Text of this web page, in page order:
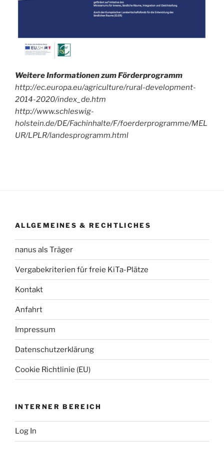
Weitere Informationen zum Förderprogramm
http://ec.europa.eu/agriculture/rural-development-
2014-2020/index_de.htm
http://www.schleswig-
holstein.de/DE/Fachinhalte/F/foerderprogramme/MEL
UR/LPLR/landesprogramm.html
ALLGEMEINES & RECHTLICHES
nanus als Träger
Vergabekriterien für freie KiTa-Plätze
Kontakt
Anfahrt
Impressum
Datenschutzerklärung
Cookie Richtlinie (EU)
INTERNER BEREICH
Log In